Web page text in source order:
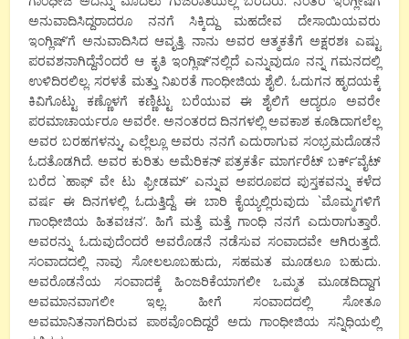
ಅನುವಾದಿಸಿದ್ದರಾದರೂ ನನಗೆ ಸಿಕ್ಕಿದ್ದು ಮಹದೇವ ದೇಸಾಯಿಯವರು
ಇಂಗ್ಲಿಷ್‍’ಗೆ ಅನುವಾದಿಸಿದ ಆವೃತ್ತಿ. ನಾನು ಅವರ ಆತ್ಮಕತೆಗೆ ಅಕ್ಷರಶಃ ಎಷ್ಟು
ಪರವಶನಾಗಿದ್ದೆನೆಂದರೆ ಆ ಕೃತಿ ಇಂಗ್ಲಿಷ್‍’ನಲ್ಲಿದೆ ಎನ್ನುವುದೂ ನನ್ನ ಗಮನದಲ್ಲಿ
ಉಳಿದಿರಲಿಲ್ಲ. ಸರಳತೆ ಮತ್ತು ನಿಖರತೆ ಗಾಂಧೀಜಿಯ ಶೈಲಿ. ಓದುಗನ ಹೃದಯಕ್ಕೆ
ಕಿವಿಗೊಟ್ಟು ಕಣ್ಣೊಳಗೆ ಕಣ್ಣಿಟ್ಟು ಬರೆಯುವ ಈ ಶೈಲಿಗೆ ಆದ್ಯರೂ ಅವರೇ
ಪರಮಾಚಾರ್ಯರೂ ಅವರೇ. ಅನಂತರದ ದಿನಗಳಲ್ಲಿ ಅವಕಾಶ ಕೂಡಿದಾಗಲೆಲ್ಲ
ಅವರ ಬರಹಗಳನ್ನು, ಎಲ್ಲೆಲ್ಲೂ ಅವರು ನನಗೆ ಎದುರಾಗುವ ಸಂಭ್ರಮದೊಡನೆ
ಓದತೊಡಗಿದೆ. ಅವರ ಕುರಿತು ಅಮೆರಿಕನ್ ಪತ್ರಕರ್ತೆ ಮಾರ್ಗರೆಟ್ ಬರ್ಕ್’ವೈಟ್
ಬರೆದ `ಹಾಫ್ ವೇ ಟು ಫ್ರೀಡಮ್’ ಎನ್ನುವ ಅಪರೂಪದ ಪುಸ್ತಕವನ್ನು ಕಳೆದ
ವರ್ಷ ಈ ದಿನಗಳಲ್ಲಿ ಓದುತ್ತಿದ್ದೆ. ಈ ಬಾರಿ ಕೈಯ್ಯಲ್ಲಿರುವುದು `ಮೊಮ್ಮಗಳಿಗೆ
ಗಾಂಧೀಜಿಯ ಹಿತವಚನ’. ಹಿಗೆ ಮತ್ತೆ ಮತ್ತೆ ಗಾಂಧಿ ನನಗೆ ಎದುರಾಗುತ್ತಾರೆ.
ಅವರನ್ನು ಓದುವುದೆಂದರೆ ಅವರೊಡನೆ ನಡೆಸುವ ಸಂವಾದವೇ ಆಗಿರುತ್ತದೆ.
ಸಂವಾದದಲ್ಲಿ ನಾವು ಸೋಲಲೂಬಹುದು, ಸಹಮತ ಮೂಡಲೂ ಬಹುದು.
ಅವರೊಡನೆಯ ಸಂವಾದಕ್ಕೆ ಹಿಂಜರಿಕೆಯಾಗಲೀ ಒಮ್ಮತ ಮೂಡದಿದ್ದಾಗ
ಅವಮಾನವಾಗಲೀ ಇಲ್ಲ. ಹೀಗೆ ಸಂವಾದದಲ್ಲಿ ಸೋತೂ
ಅವಮಾನಿತನಾಗದಿರುವ ಪಾಠವೊಂದಿದ್ದರೆ ಅದು ಗಾಂಧೀಜಿಯ ಸನ್ನಿಧಿಯಲ್ಲಿ